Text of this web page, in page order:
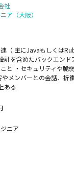
社
ア（大阪）
（ 主にJavaもしくは
計を含めたバックエン
と ・セキュリティや脆
やメンバーとの会話、折
ある
ニア